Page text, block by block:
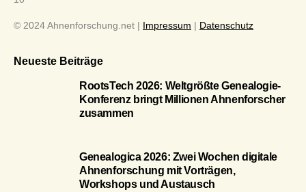
© 2024 Ahnenforschung.net | Impressum | Datenschutz
Neueste Beiträge
RootsTech 2026: Weltgrößte Genealogie-
Konferenz bringt Millionen Ahnenforscher
zusammen
Genealogica 2026: Zwei Wochen digitale
Ahnenforschung mit Vorträgen,
Workshops und Austausch